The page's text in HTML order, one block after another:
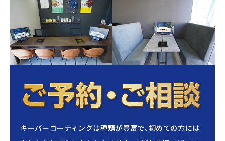
キーパーコーティングは種類が豊富で、初めての方には